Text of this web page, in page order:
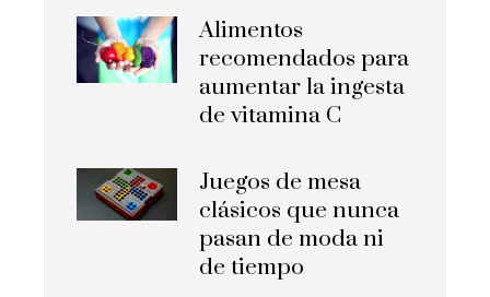
Alimentos
recomendados para
aumentar la ingesta
de vitamina C
Juegos de mesa
clásicos que nunca
pasan de moda ni
de tiempo